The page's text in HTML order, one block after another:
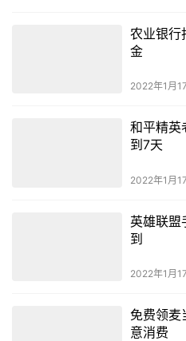
农业银行
金
2022年1月
和平精英
到7天
2022年1月
英雄联盟
到
2022年1月
免费领麦
意消费